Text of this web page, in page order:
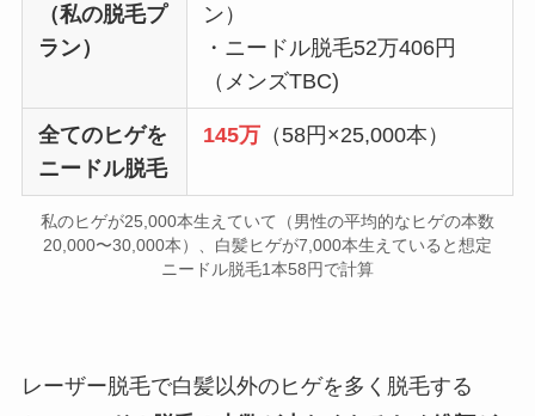
（私の脱毛プ
ラン）
ン）
・ニードル脱毛52万406円
（メンズTBC)
全てのヒゲを
ニードル脱毛
145万 （58円×25,000本）
私のヒゲが25,000本生えていて（男性の平均的なヒゲの本数
20,000〜30,000本）、白髪ヒゲが7,000本生えていると想定
ニードル脱毛1本58円で計算
レーザー脱毛で白髪以外のヒゲを多く脱毛する